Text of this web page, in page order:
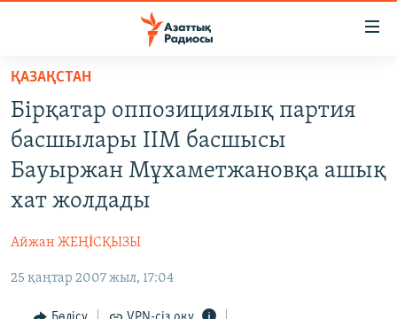
Skip
main
content
Skip
to
main
Skip
to
САЯСАТ
AZATTYQTV
ӘЛЕМ
ҚАЗАҚСТАН
Бірқатар оппозициялық партия
басшылары ІІМ басшысы
Бауыржан Мұхаметжановқа ашық
хат жолдады
Айжан ЖЕҢİСҚЫЗЫ
25 қаңтар 2007 жыл, 17:04